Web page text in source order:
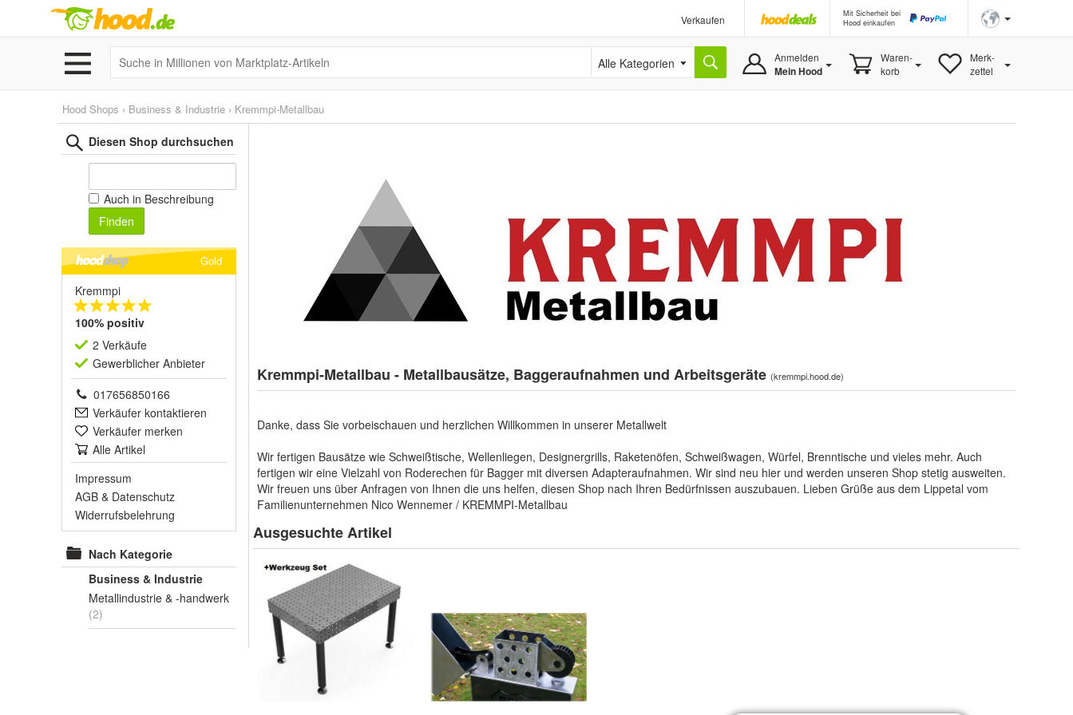
Verkaufen
Mit Sicherheit bei
Hood einkaufen
Alle Kategorien Anmelden
Mein Hood
Waren-
korb
Merk-
zettel
Hood Shops › Business & Industrie › Kremmpi-Metallbau
Diesen Shop durchsuchen
Auch in Beschreibung
Finden
Gold
Kremmpi
100% positiv
2 Verkäufe
Gewerblicher Anbieter
017656850166
Verkäufer kontaktieren
Verkäufer merken
Alle Artikel
Impressum
AGB & Datenschutz
Widerrufsbelehrung
Nach Kategorie
Business & Industrie
Metallindustrie & -handwerk
(2)
Kremmpi-Metallbau - Metallbausätze, Baggeraufnahmen und Arbeitsgeräte (kremmpi.hood.de)
Danke, dass Sie vorbeischauen und herzlichen Willkommen in unserer Metallwelt
Wir fertigen Bausätze wie Schweißtische, Wellenliegen, Designergrills, Raketenöfen, Schweißwagen, Würfel, Brenntische und vieles mehr. Auch
fertigen wir eine Vielzahl von Roderechen für Bagger mit diversen Adapteraufnahmen. Wir sind neu hier und werden unseren Shop stetig ausweiten.
Wir freuen uns über Anfragen von Ihnen die uns helfen, diesen Shop nach Ihren Bedürfnissen auszubauen. Lieben Grüße aus dem Lippetal vom
Familienunternehmen Nico Wennemer / KREMMPI-Metallbau
Ausgesuchte Artikel